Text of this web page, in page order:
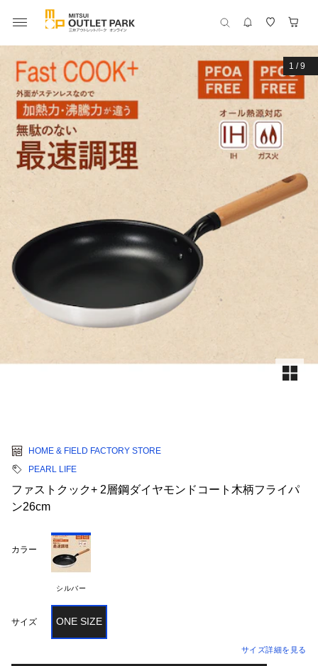
1 /9
HOME & FIELD FACTORY STORE
PEARL LIFE
ファストクック+ 2層鋼ダイヤモンドコート木柄フライパ
ン26cm
カラー
シルバー
サイズ ONE SIZE
サイズ詳細を見る